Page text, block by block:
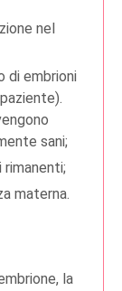
nel
di embrioni
sani;
rimanenti;
materna.
la